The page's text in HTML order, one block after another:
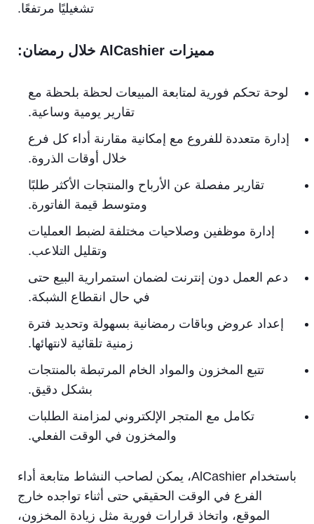
تشغيليًا مرتفعًا.
مميزات AlCashier خلال رمضان:
لوحة تحكم فورية لمتابعة المبيعات لحظة بلحظة مع
تقارير يومية وساعية.
إدارة متعددة للفروع مع إمكانية مقارنة أداء كل فرع
خلال أوقات الذروة.
تقارير مفصلة عن الأرباح والمنتجات الأكثر طلبًا
ومتوسط قيمة الفاتورة.
إدارة موظفين وصلاحيات مختلفة لضبط العمليات
وتقليل التلاعب.
دعم العمل دون إنترنت لضمان استمرارية البيع حتى
في حال انقطاع الشبكة.
إعداد عروض وباقات رمضانية بسهولة وتحديد فترة
زمنية تلقائية لانتهائها.
تتبع المخزون والمواد الخام المرتبطة بالمنتجات
بشكل دقيق.
تكامل مع المتجر الإلكتروني لمزامنة الطلبات
والمخزون في الوقت الفعلي.
باستخدام AlCashier، يمكن لصاحب النشاط متابعة أداء
الفرع في الوقت الحقيقي حتى أثناء تواجده خارج
الموقع، واتخاذ قرارات فورية مثل زيادة المخزون،